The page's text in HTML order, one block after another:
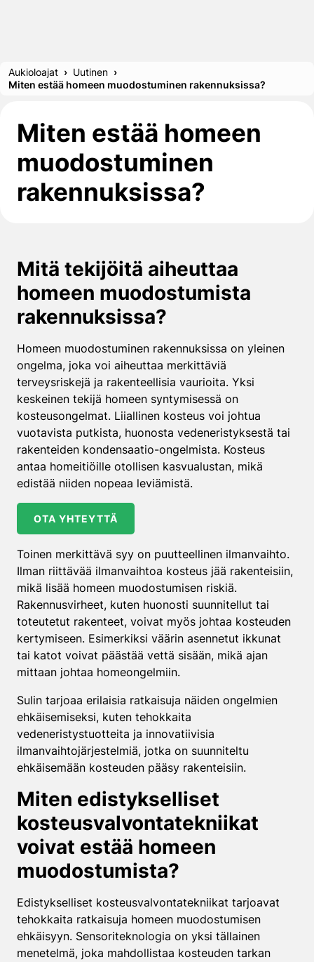
Aukioloajat
Uutinen
Miten estää homeen muodostuminen rakennuksissa?
Miten estää homeen
muodostuminen
rakennuksissa?
Mitä tekijöitä aiheuttaa
homeen muodostumista
rakennuksissa?
Homeen muodostuminen rakennuksissa on yleinen
ongelma, joka voi aiheuttaa merkittäviä
terveysriskejä ja rakenteellisia vaurioita. Yksi
keskeinen tekijä homeen syntymisessä on
kosteusongelmat. Liiallinen kosteus voi johtua
vuotavista putkista, huonosta vedeneristyksestä tai
rakenteiden kondensaatio-ongelmista. Kosteus
antaa homeitiöille otollisen kasvualustan, mikä
edistää niiden nopeaa leviämistä.
OTA YHTEYTTÄ
Toinen merkittävä syy on puutteellinen ilmanvaihto.
Ilman riittävää ilmanvaihtoa kosteus jää rakenteisiin,
mikä lisää homeen muodostumisen riskiä.
Rakennusvirheet, kuten huonosti suunnitellut tai
toteutetut rakenteet, voivat myös johtaa kosteuden
kertymiseen. Esimerkiksi väärin asennetut ikkunat
tai katot voivat päästää vettä sisään, mikä ajan
mittaan johtaa homeongelmiin.
Sulin tarjoaa erilaisia ratkaisuja näiden ongelmien
ehkäisemiseksi, kuten tehokkaita
vedeneristystuotteita ja innovatiivisia
ilmanvaihtojärjestelmiä, jotka on suunniteltu
ehkäisemään kosteuden pääsy rakenteisiin.
Miten edistykselliset
kosteusvalvontatekniikat
voivat estää homeen
muodostumista?
Edistykselliset kosteusvalvontatekniikat tarjoavat
tehokkaita ratkaisuja homeen muodostumisen
ehkäisyyn. Sensoriteknologia on yksi tällainen
menetelmä, joka mahdollistaa kosteuden tarkan